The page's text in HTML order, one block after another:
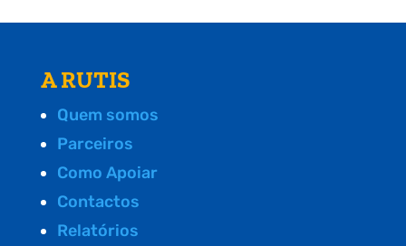
A RUTIS
Quem somos
Parceiros
Como Apoiar
Contactos
Relatórios